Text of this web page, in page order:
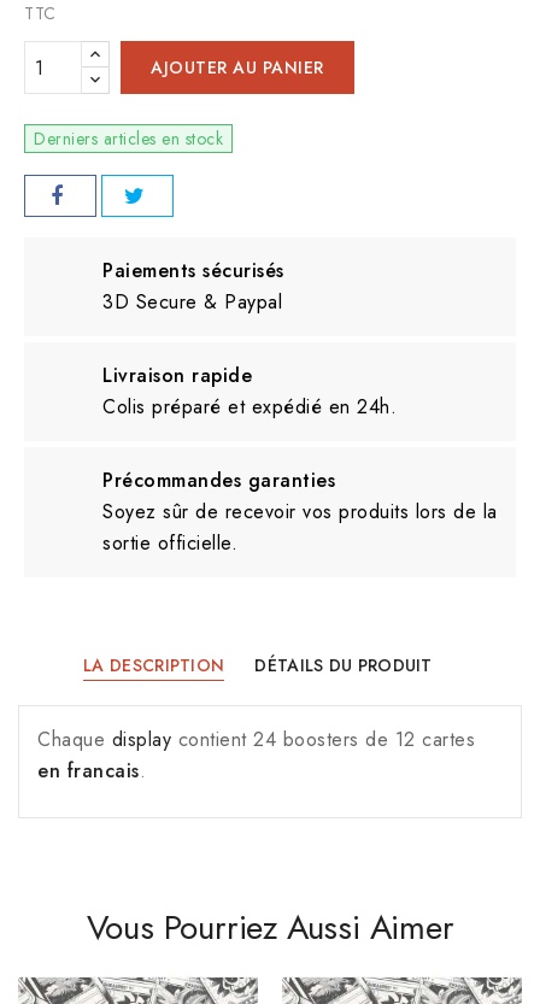
TTC
AJOUTER AU PANIER
Derniers articles en stock
Paiements sécurisés
3D Secure & Paypal
Livraison rapide
Colis préparé et expédié en 24h.
Précommandes garanties
Soyez sûr de recevoir vos produits lors de la
sortie officielle.
LA DESCRIPTION DÉTAILS DU PRODUIT
Chaque display contient 24 boosters de 12 cartes
en francais.
Vous Pourriez Aussi Aimer